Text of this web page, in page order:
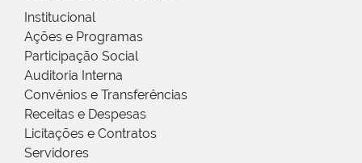
Institucional
Ações e Programas
Participação Social
Auditoria Interna
Convênios e Transferências
Receitas e Despesas
Licitações e Contratos
Servidores